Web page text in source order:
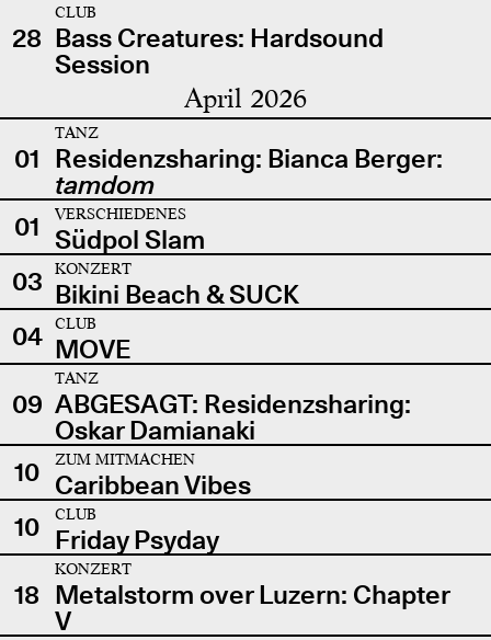
28
CLUB
Bass Creatures: Hardsound
Session
April 2026
01
TANZ
Residenzsharing: Bianca Berger:
tamdom
01
VERSCHIEDENES
Südpol Slam
03
KONZERT
Bikini Beach & SUCK
04
CLUB
MOVE
09
TANZ
ABGESAGT: Residenzsharing:
Oskar Damianaki
10
ZUM MITMACHEN
Caribbean Vibes
10
CLUB
Friday Psyday
18
KONZERT
Metalstorm over Luzern: Chapter
V